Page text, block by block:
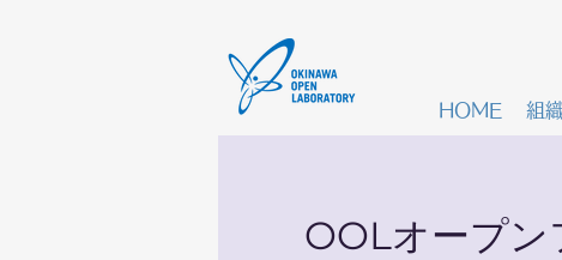
HOME 組
OOLオープン